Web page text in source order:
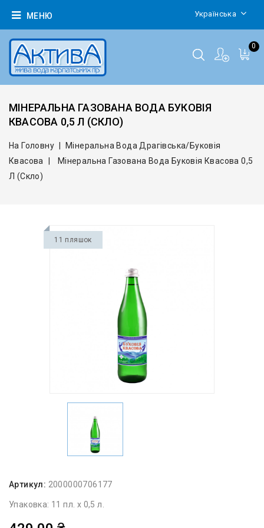
Українська
МЕНЮ
0
МІНЕРАЛЬНА ГАЗОВАНА ВОДА БУКОВІЯ
КВАСОВА 0,5 Л (СКЛО)
На Головну
Мінеральна Вода Драгівська/Буковія
Квасова
Мінеральна Газована Вода Буковія Квасова 0,5
Л (скло)
11 пляшок
Артикул: 2000000706177
Упаковка: 11 пл. х 0,5 л.